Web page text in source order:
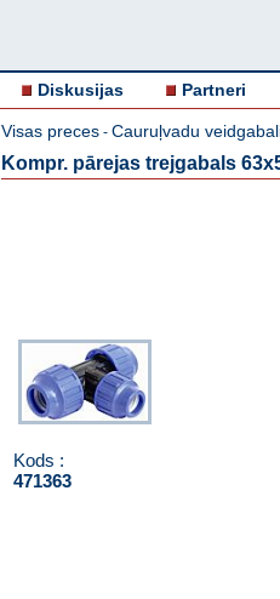
Diskusijas Partneri
Visas preces - Cauruļvadu
Kompr. pārejas trejgabals
Kods :
471363